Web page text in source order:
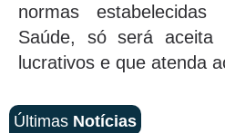
normas
Saúde, só será aceita
lucrativos e que atenda
Últimas Notícias